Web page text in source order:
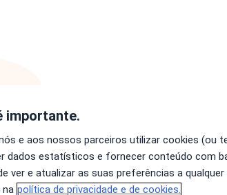
Consultórios
importante.
e aos nossos parceiros utilizar cookies (ou
dados estatísticos e fornecer conteúdo com
ver e atualizar as suas preferências a
na política de privacidade e de cookies.